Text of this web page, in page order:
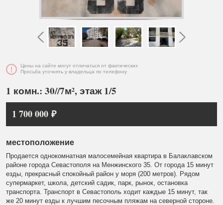
Цены на сайте могут отличаться от фактических
Просьба уточнять у владельца по телефону
1 комн.: 30//7м², этаж 1/5
1 700 000 ₽
местоположение
Продается однокомнатная малосемейная квартира в Балаклавском
районе города Севастополя на Менжинского 35. От города 15 минут
езды, прекрасный спокойный район у моря (200 метров). Рядом
супермаркет, школа, детский садик, парк, рынок, остановка
транспорта. Транспорт в Севастополь ходит каждые 15 минут, так
же 20 минут езды к лучшим песочным пляжам на северной стороне.